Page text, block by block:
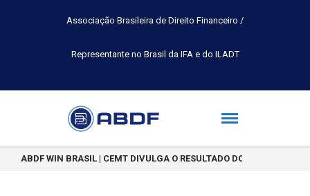
Associação Brasileira de Direito Financeiro /
Representante no Brasil da IFA e do ILADT
ABDF WIN BRASIL | CEMT DIVULGA O RESULTADO DO CONCURSO